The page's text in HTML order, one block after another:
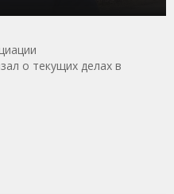
о текущих делах в